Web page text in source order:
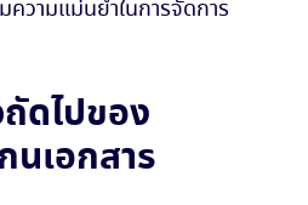
วามแม่นยำในการจัดการ
ดไปของ
นเอกสาร